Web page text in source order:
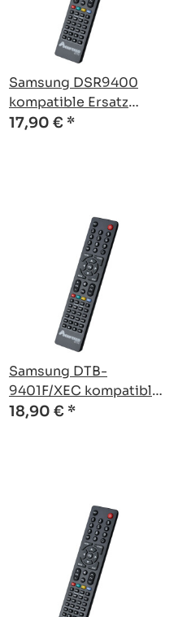
Samsung DSR9400
kompatible Ersatz
Fernbedienung
17,90 € *
Samsung DTB-
9401F/XEC kompatible
Ersatz Fernbedienung
18,90 € *